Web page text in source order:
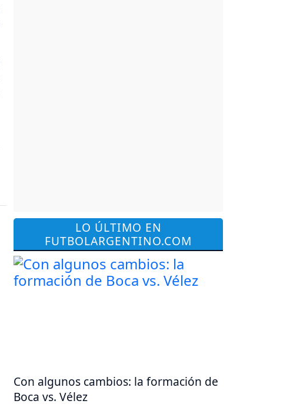
LO ÚLTIMO EN
FUTBOLARGENTINO.COM
Con algunos cambios: la formación de
Boca vs. Vélez